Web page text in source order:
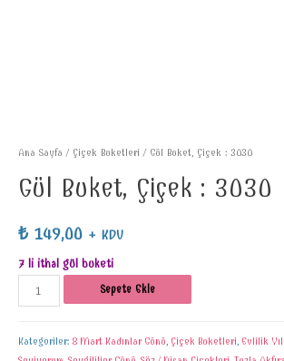
Ana Sayfa / Çiçek Buketleri / Gül Buket, Çiçek : 3030
Gül Buket, Çiçek : 3030
₺149,00 + KDV
7 li ithal gül buketi
Sepete Ekle
Kategoriler: 8 Mart Kadınlar Günü, Çiçek Buketleri, Evlilik